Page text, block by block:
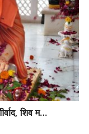
शिव म...